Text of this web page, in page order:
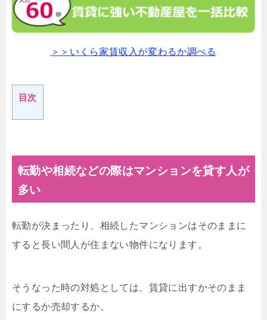
＞＞いくら家賃収入が変わるか調べる
目次
転勤や相続などの際はマンションを貸す人が
多い
転勤が決まったり、相続したマンションはそのままに
すると長い間人が住まない物件になります。
そうなった時の対処としては、賃貸に出すかそのまま
にするか売却するか。